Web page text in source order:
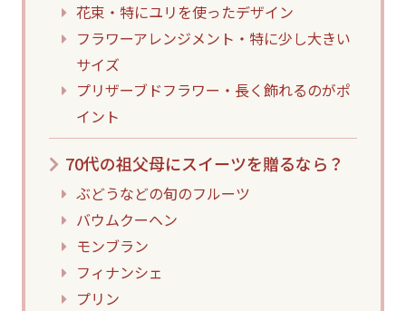
花束・特にユリを使ったデザイン
フラワーアレンジメント・特に少し大きい
サイズ
プリザーブドフラワー・長く飾れるのがポ
イント
70代の祖父母にスイーツを贈るなら？
ぶどうなどの旬のフルーツ
バウムクーヘン
モンブラン
フィナンシェ
プリン